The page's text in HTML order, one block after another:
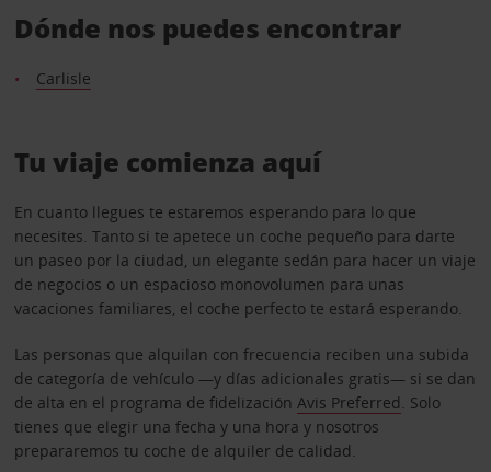
Dónde nos puedes encontrar
Carlisle
Tu viaje comienza aquí
En cuanto llegues te estaremos esperando para lo que
necesites. Tanto si te apetece un coche pequeño para darte
un paseo por la ciudad, un elegante sedán para hacer un viaje
de negocios o un espacioso monovolumen para unas
vacaciones familiares, el coche perfecto te estará esperando.
Las personas que alquilan con frecuencia reciben una subida
de categoría de vehículo —y días adicionales gratis— si se dan
de alta en el programa de fidelización Avis Preferred. Solo
tienes que elegir una fecha y una hora y nosotros
prepararemos tu coche de alquiler de calidad.